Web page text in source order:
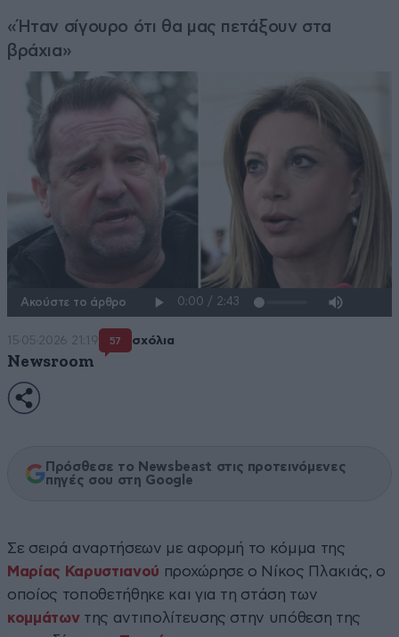
«Ήταν σίγουρο ότι θα μας πετάξουν στα
βράχια»
Ακούστε το άρθρο
15·05·2026 21:19 57 σχόλια
Newsroom
Πρόσθεσε το Newsbeast στις προτεινόμενες
πηγές σου στη Google
Σε σειρά αναρτήσεων με αφορμή το κόμμα της
Μαρίας Καρυστιανού προχώρησε ο Νίκος Πλακιάς, ο
οποίος τοποθετήθηκε και για τη στάση των
κομμάτωντης αντιπολίτευσης στην υπόθεση της